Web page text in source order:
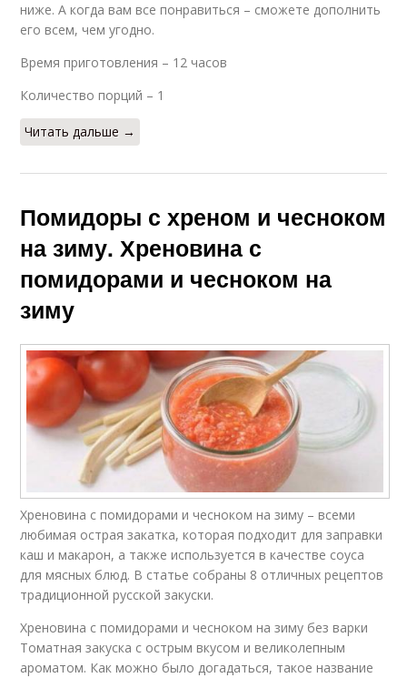
ниже. А когда вам все понравиться – сможете дополнить
его всем, чем угодно.
Время приготовления – 12 часов
Количество порций – 1
Читать дальше →
Помидоры с хреном и чесноком
на зиму. Хреновина с
помидорами и чесноком на
зиму
Хреновина с помидорами и чесноком на зиму – всеми
любимая острая закатка, которая подходит для заправки
каш и макарон, а также используется в качестве соуса
для мясных блюд. В статье собраны 8 отличных рецептов
традиционной русской закуски.
Хреновина с помидорами и чесноком на зиму без варки
Томатная закуска с острым вкусом и великолепным
ароматом. Как можно было догадаться, такое название